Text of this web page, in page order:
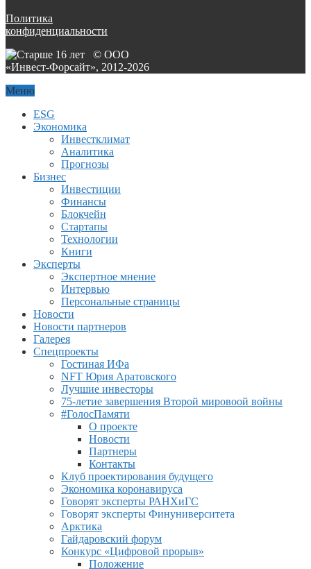
Политика
конфиденциальности
© ООО
«Инвест-Форсайт», 2012-2026
Меню
ESG
Экономика
Инвестклимат
Аналитика
Прогнозы
Бизнес
Инвестиции
Финансы
Блокчейн
Стартапы
Технологии
Книги
Эксперты
Экспертное мнение
Интервью
Персональные страницы
Новости
Новости партнеров
Галерея
Спецпроекты
Гостиная ИФа
NFT Юрия Аратовского
Лучшие инвесторы
75-летие завершения Второй мировоой войны
#ГолосПамяти
О проекте
Новости
Партнеры
Контакты
Клуб проектирования будущего
Экономика коронавируса
Говорят эксперты РАНХиГС
Говорят эксперты Финуниверситета
Арктика
Гайдаровский форум
Конкурс «Цифровой прорыв»
Положение